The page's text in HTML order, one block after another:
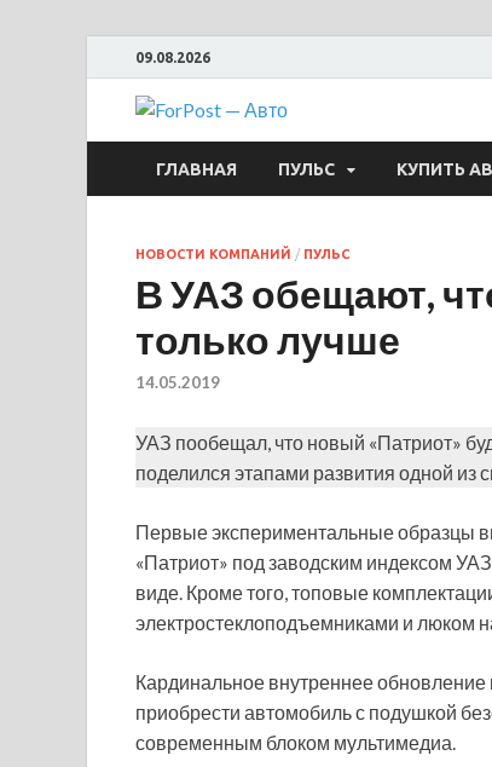
09.08.2026
ГЛАВНАЯ ПУЛЬС КУПИТЬ
НОВОСТИ КОМПАНИЙ / ПУЛЬС
В УАЗ обещают,
только лучше
14.05.2019
УАЗ пообещал, что новый «Патриот»
поделился этапами развития одной
Первые экспериментальные образцы
«Патриот» под заводским индексом
виде. Кроме того, топовые
электростеклоподъемниками и люком
Кардинальное внутреннее обновление
приобрести автомобиль с подушкой
современным блоком мультимедиа.